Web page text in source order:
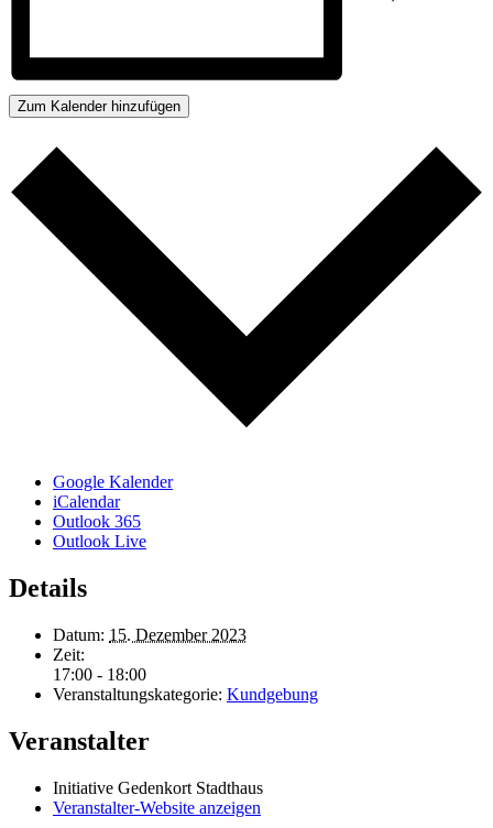
Zum Kalender hinzufügen
Google Kalender
iCalendar
Outlook 365
Outlook Live
Details
Datum: 15. Dezember 2023
Zeit:
17:00 - 18:00
Veranstaltungskategorie: Kundgebung
Veranstalter
Initiative Gedenkort Stadthaus
Veranstalter-Website anzeigen